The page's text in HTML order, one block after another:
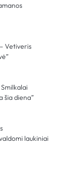
Vetiveris
šia diena”
laukiniai